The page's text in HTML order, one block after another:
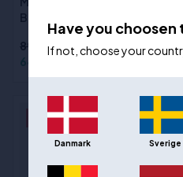
Basketball størrelse 6
895,00 kr
649,00 kr
- 17%
Have you
If not, choose your
Danmark Sverige